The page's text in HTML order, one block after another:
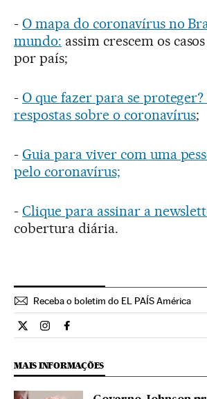
- O mapa do coronavírus no
mundo: assim crescem os
por país;
- O que fazer para se
respostas sobre o coronavírus;
- Guia para viver com uma
pelo coronavírus;
- Clique para assinar a
cobertura diária.
Receba o boletim do EL PAÍS América
Internacional El País Brasil en Twitter
Internacional El País Brasil en
Internacional El País Brasil en
MAIS INFORMAÇÕES